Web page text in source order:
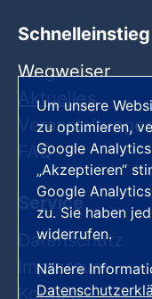
Schnelleinstieg
Wegweiser
Aktuelles
FAQ
Service
Datenschutz
Impressum
Kontakt
Um unsere
zu optimieren,
Google
„Akzeptieren“
Google
zu. Sie haben
widerrufen.
Nähere